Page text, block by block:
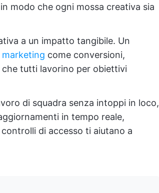
modo che ogni mossa creativa sia
a un impatto tangibile. Un
marketing come conversioni,
tutti lavorino per obiettivi
di squadra senza intoppi in loco,
in tempo reale,
di accesso ti aiutano a